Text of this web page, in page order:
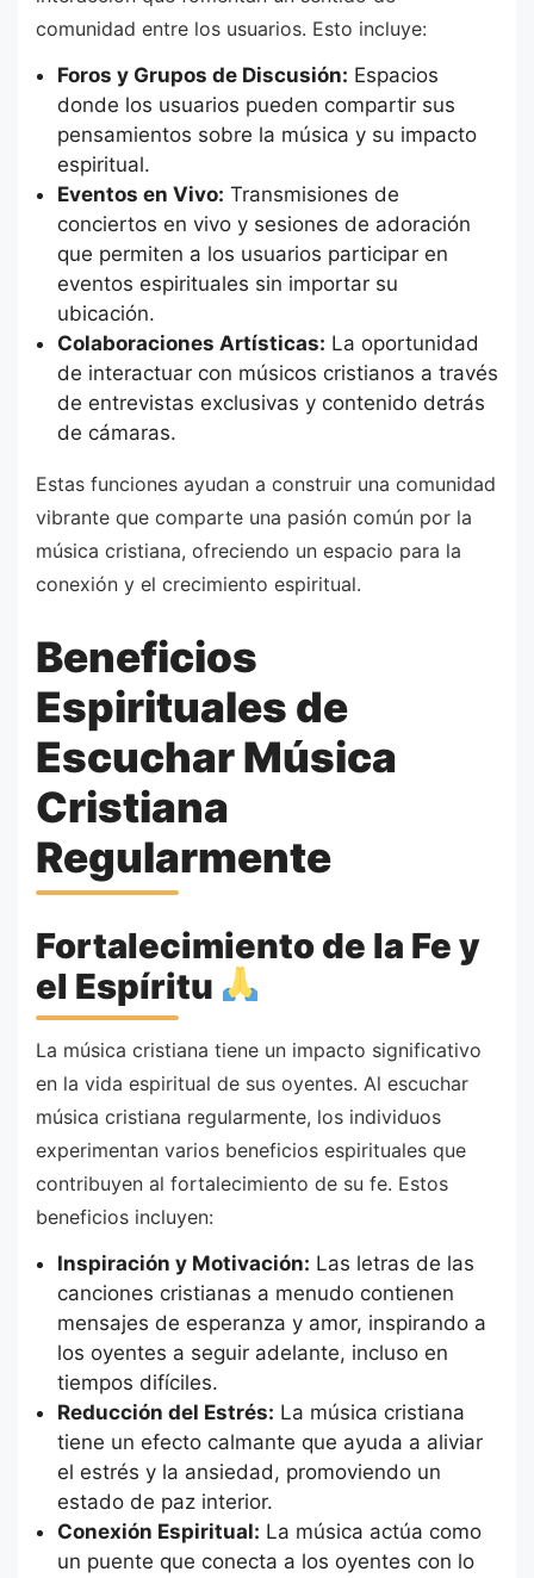
comunidad entre los usuarios. Esto incluye:
Foros y Grupos de Discusión: Espacios
donde los usuarios pueden compartir sus
pensamientos sobre la música y su impacto
espiritual.
Eventos en Vivo: Transmisiones de
conciertos en vivo y sesiones de adoración
que permiten a los usuarios participar en
eventos espirituales sin importar su
ubicación.
Colaboraciones Artísticas: La oportunidad
de interactuar con músicos cristianos a través
de entrevistas exclusivas y contenido detrás
de cámaras.
Estas funciones ayudan a construir una comunidad
vibrante que comparte una pasión común por la
música cristiana, ofreciendo un espacio para la
conexión y el crecimiento espiritual.
Beneficios
Espirituales de
Escuchar Música
Cristiana
Regularmente
Fortalecimiento de la Fe y
el Espíritu
La música cristiana tiene un impacto significativo
en la vida espiritual de sus oyentes. Al escuchar
música cristiana regularmente, los individuos
experimentan varios beneficios espirituales que
contribuyen al fortalecimiento de su fe. Estos
beneficios incluyen:
Inspiración y Motivación: Las letras de las
canciones cristianas a menudo contienen
mensajes de esperanza y amor, inspirando a
los oyentes a seguir adelante, incluso en
tiempos difíciles.
Reducción del Estrés: La música cristiana
tiene un efecto calmante que ayuda a aliviar
el estrés y la ansiedad, promoviendo un
estado de paz interior.
Conexión Espiritual: La música actúa como
un puente que conecta a los oyentes con lo